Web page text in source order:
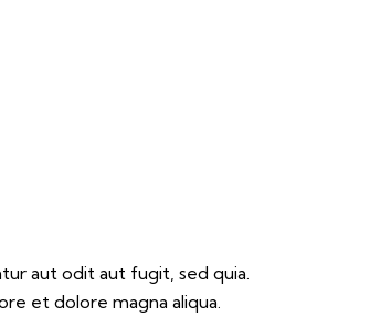
aut odit aut fugit, sed quia.
et dolore magna aliqua.